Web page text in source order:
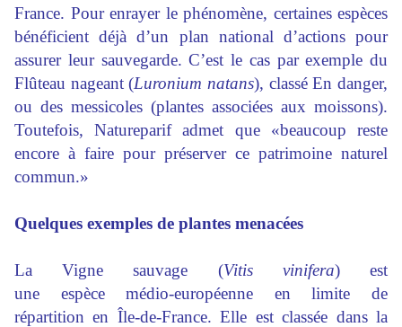
France. Pour enrayer le phénomène, certaines espèces
bénéficient déjà d’un plan national d’actions pour
assurer leur sauvegarde. C’est le cas par exemple du
Flûteau nageant (Luronium natans), classé En danger,
ou des messicoles (plantes associées aux moissons).
Toutefois, Natureparif admet que «beaucoup reste
encore à faire pour préserver ce patrimoine naturel
commun.»
Quelques exemples de plantes menacées
La Vigne sauvage (Vitis vinifera) est
une espèce médio-européenne en limite de
répartition en Île-de-France. Elle est classée dans la